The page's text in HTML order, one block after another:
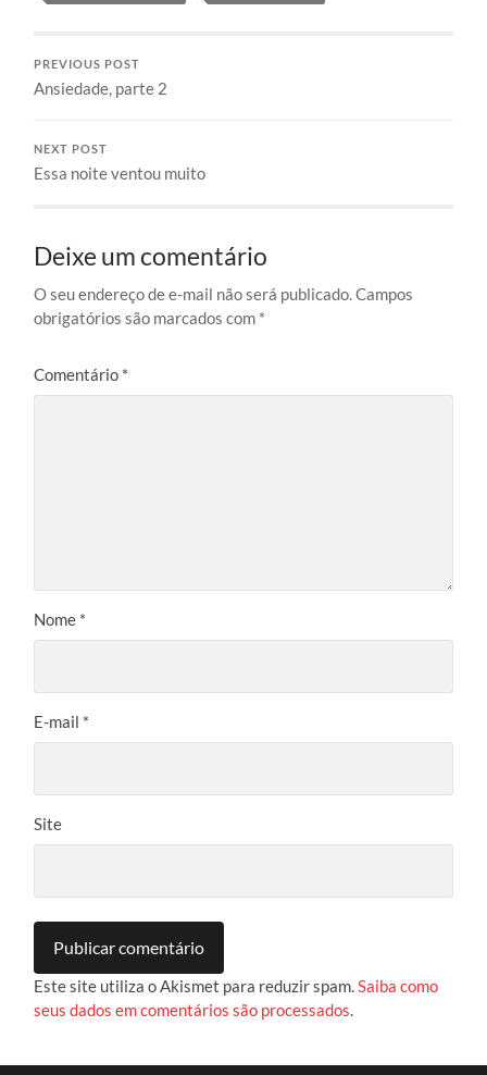
PREVIOUS POST
Ansiedade, parte 2
NEXT POST
Essa noite ventou muito
Deixe um comentário
O seu endereço de e-mail não será publicado. Campos
obrigatórios são marcados com *
Comentário *
Nome *
E-mail *
Site
Este site utiliza o Akismet para reduzir spam.Saiba como
seus dados em comentários são processados.